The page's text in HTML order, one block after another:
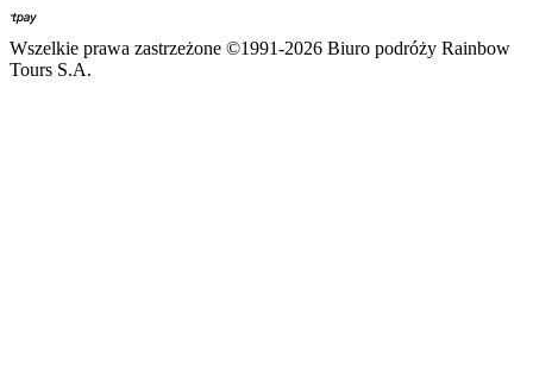
Wszelkie prawa zastrzeżone ©1991-2026 Biuro podróży Rainbow
Tours S.A.